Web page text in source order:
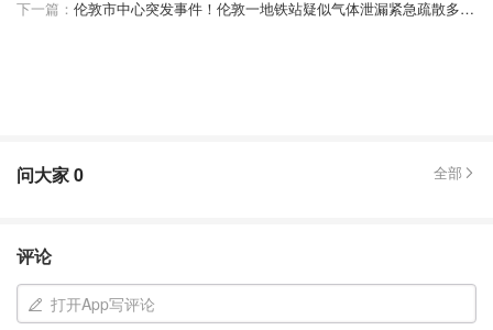
版权属于原作者
留在个人描述层面，细节存在不确定性，尚无法完全核实。
下一篇：
伦敦市中心突发事件！伦敦一地铁站疑似气体泄漏紧急疏散多人不适 现场大量应急人员
问大家0 全部
评论
打开App写评论